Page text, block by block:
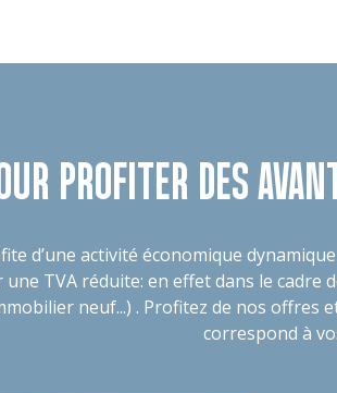
PROFITER DES
d’une activité économique
TVA réduite: en effet dans le cadre
neuf...) . Profitez de nos
correspond à